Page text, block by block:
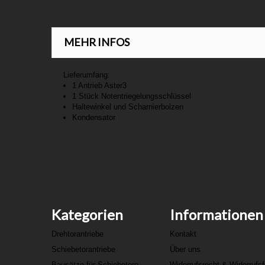
MEHR INFOS
Lieferumfang:
1 Antrieb Aster3
1 Stück Notentriegelungsschlüssel
Haltewinkel und Scharnierbolzen
Kondensator
Kategorien
Drehtorantriebe
Schiebetorantriebe
Informationen
Kontakt
Über uns